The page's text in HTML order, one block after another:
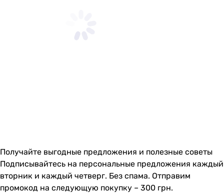
Получайте выгодные предложения и полезные советы
Подписывайтесь на персональные предложения каждый
вторник и каждый четверг. Без спама. Отправим
промокод на следующую покупку – 300 грн.